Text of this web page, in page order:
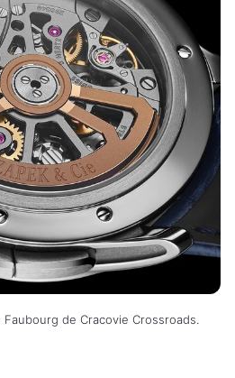
de Cracovie Crossroads.